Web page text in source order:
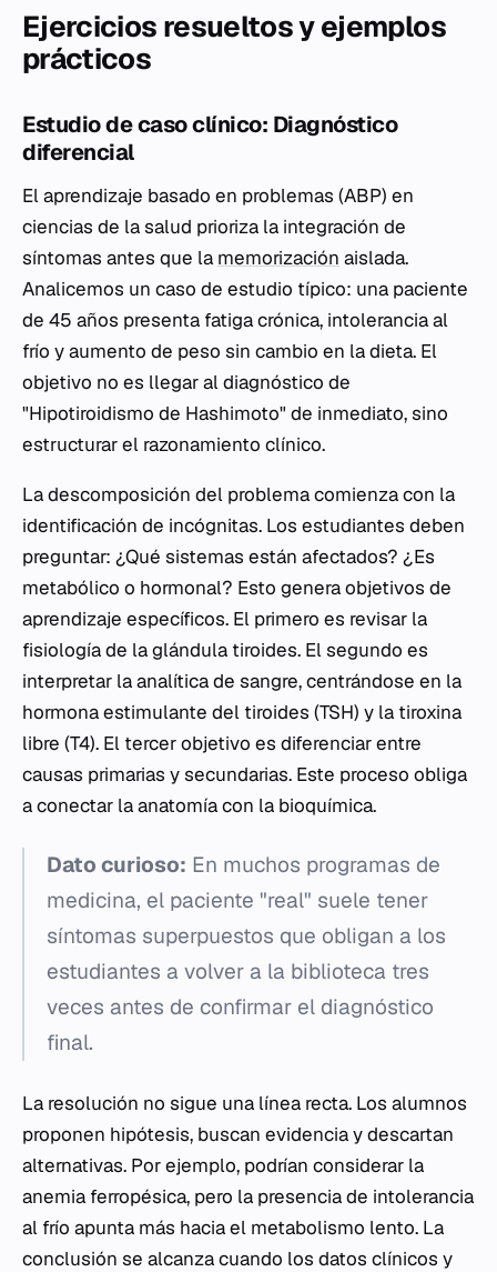
Ejercicios resueltos y ejemplos
prácticos
Estudio de caso clínico: Diagnóstico
diferencial
El aprendizaje basado en problemas (ABP) en
ciencias de la salud prioriza la integración de
síntomas antes que la memorización aislada.
Analicemos un caso de estudio típico: una paciente
de 45 años presenta fatiga crónica, intolerancia al
frío y aumento de peso sin cambio en la dieta. El
objetivo no es llegar al diagnóstico de
"Hipotiroidismo de Hashimoto" de inmediato, sino
estructurar el razonamiento clínico.
La descomposición del problema comienza con la
identificación de incógnitas. Los estudiantes deben
preguntar: ¿Qué sistemas están afectados? ¿Es
metabólico o hormonal? Esto genera objetivos de
aprendizaje específicos. El primero es revisar la
fisiología de la glándula tiroides. El segundo es
interpretar la analítica de sangre, centrándose en la
hormona estimulante del tiroides (TSH) y la tiroxina
libre (T4). El tercer objetivo es diferenciar entre
causas primarias y secundarias. Este proceso obliga
a conectar la anatomía con la bioquímica.
Dato curioso: En muchos programas de
medicina, el paciente "real" suele tener
síntomas superpuestos que obligan a los
estudiantes a volver a la biblioteca tres
veces antes de confirmar el diagnóstico
final.
La resolución no sigue una línea recta. Los alumnos
proponen hipótesis, buscan evidencia y descartan
alternativas. Por ejemplo, podrían considerar la
anemia ferropésica, pero la presencia de intolerancia
al frío apunta más hacia el metabolismo lento. La
conclusión se alcanza cuando los datos clínicos y